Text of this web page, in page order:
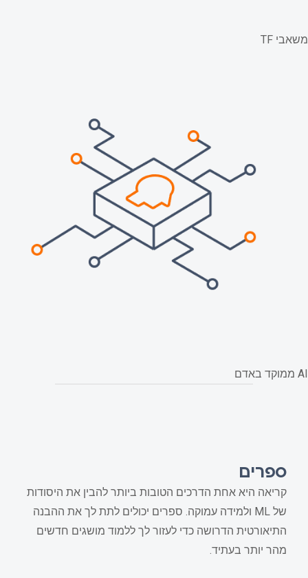
משאבי TF
AI ממוקד באדם
ספרים
קריאה היא אחת הדרכים הטובות ביותר להבין את היסודות
של ML ולמידה עמוקה. ספרים יכולים לתת לך את ההבנה
התיאורטית הדרושה כדי לעזור לך ללמוד מושגים חדשים
מהר יותר בעתיד.